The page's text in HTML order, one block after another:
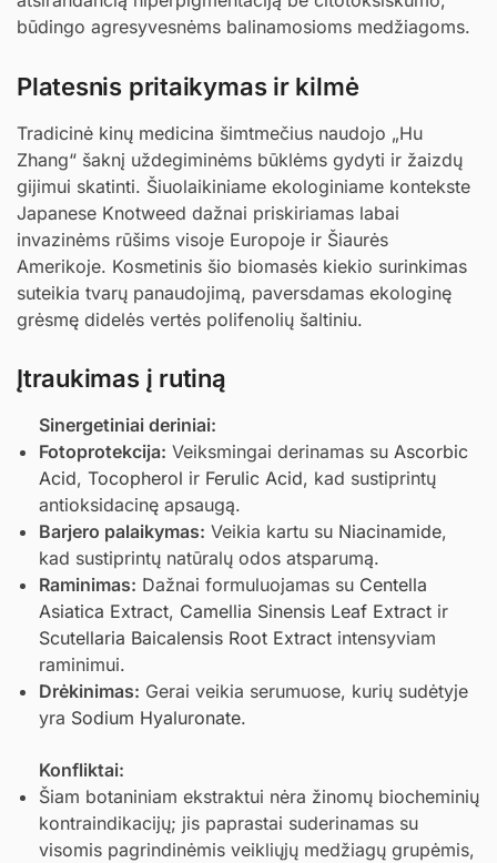
būdingo agresyvesnėms balinamosioms medžiagoms.
Platesnis pritaikymas ir kilmė
Tradicinė kinų medicina šimtmečius naudojo „Hu
Zhang“ šaknį uždegiminėms būklėms gydyti ir žaizdų
gijimui skatinti. Šiuolaikiniame ekologiniame kontekste
Japanese Knotweed dažnai priskiriamas labai
invazinėms rūšims visoje Europoje ir Šiaurės
Amerikoje. Kosmetinis šio biomasės kiekio surinkimas
suteikia tvarų panaudojimą, paversdamas ekologinę
grėsmę didelės vertės polifenolių šaltiniu.
Įtraukimas į rutiną
Sinergetiniai deriniai:
Fotoprotekcija: Veiksmingai derinamas su Ascorbic
Acid, Tocopherol ir Ferulic Acid, kad sustiprintų
antioksidacinę apsaugą.
Barjero palaikymas: Veikia kartu su Niacinamide,
kad sustiprintų natūralų odos atsparumą.
Raminimas: Dažnai formuluojamas su Centella
Asiatica Extract, Camellia Sinensis Leaf Extract ir
Scutellaria Baicalensis Root Extract intensyviam
raminimui.
Drėkinimas: Gerai veikia serumuose, kurių sudėtyje
yra Sodium Hyaluronate.
Konfliktai:
Šiam botaniniam ekstraktui nėra žinomų biocheminių
kontraindikacijų; jis paprastai suderinamas su
visomis pagrindinėmis veikliųjų medžiagų grupėmis,